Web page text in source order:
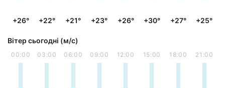
+26° +22° +21° +23° +26° +30° +27° +25°
Вітер сьогодні (м/с)
00:00 03:00 06:00 09:00 12:00 15:00 18:00 21:00